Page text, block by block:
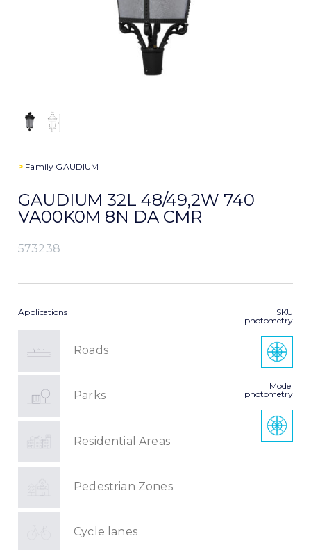
> Family GAUDIUM
GAUDIUM 32L 48/49,2W 740
VA00K0M 8N DA CMR
573238
Applications
Roads
Parks
Residential Areas
Pedestrian Zones
Cycle lanes
SKU
photometry
Model
photometry